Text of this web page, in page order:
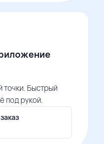
Быстрый
под рукой.